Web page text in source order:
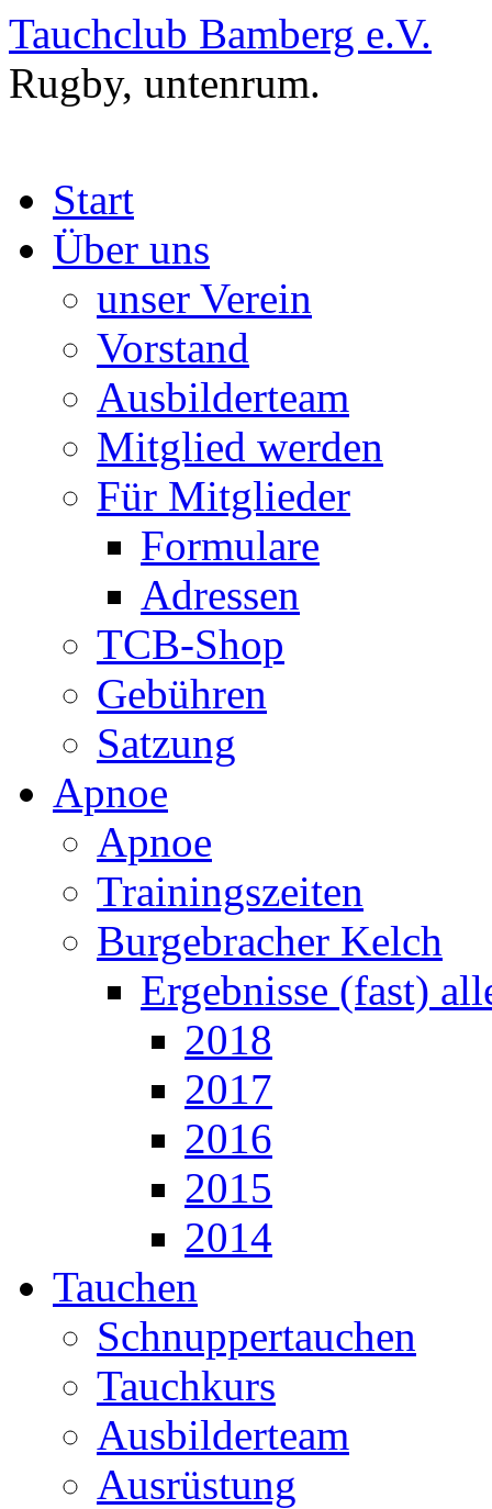
Zum
Inhalt
springen
Tauchclub Bamberg e.V.
Rugby, untenrum.
Start
Über uns
unser Verein
Vorstand
Ausbilderteam
Mitglied werden
Für Mitglieder
Formulare
Adressen
TCB-Shop
Gebühren
Satzung
Apnoe
Apnoe
Trainingszeiten
Burgebracher Kelch
Ergebnisse (fast)
2018
2017
2016
2015
2014
Tauchen
Schnuppertauchen
Tauchkurs
Ausbilderteam
Ausrüstung